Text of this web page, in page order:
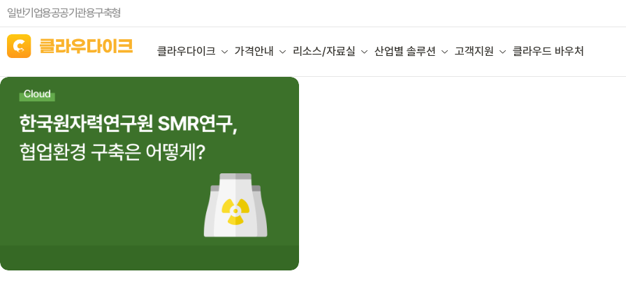
일반기업용공공기관용구축형
클라우다이크 가격안내 리소스/자료실 산업별 솔루션 고객지원 클라우드 바우처